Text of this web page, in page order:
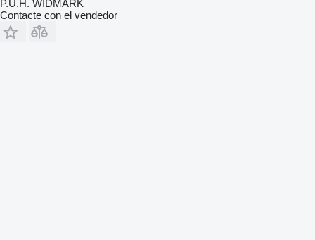
P.U.H. WIDMARK
Contacte con el vendedor